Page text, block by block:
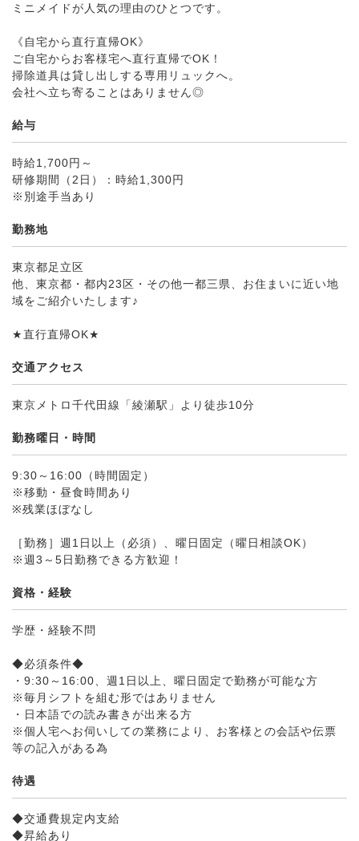
ミニメイドが人気の理由のひとつです。
《自宅から直行直帰OK》
ご自宅からお客様宅へ直行直帰でOK！
掃除道具は貸し出しする専用リュックへ。
会社へ立ち寄ることはありません◎
給与
時給1,700円～
研修期間（2日）：時給1,300円
※別途手当あり
勤務地
東京都足立区
他、東京都・都内23区・その他一都三県、お住まいに近い地
域をご紹介いたします♪
★直行直帰OK★
交通アクセス
東京メトロ千代田線「綾瀬駅」より徒歩10分
勤務曜日・時間
9:30～16:00（時間固定）
※移動・昼食時間あり
※残業ほぼなし
［勤務］週1日以上（必須）、曜日固定（曜日相談OK）
※週3～5日勤務できる方歓迎！
資格・経験
学歴・経験不問
◆必須条件◆
・9:30～16:00、週1日以上、曜日固定で勤務が可能な方
※毎月シフトを組む形ではありません
・日本語での読み書きが出来る方
※個人宅へお伺いしての業務により、お客様との会話や伝票
等の記入がある為
待遇
◆交通費規定内支給
◆昇給あり